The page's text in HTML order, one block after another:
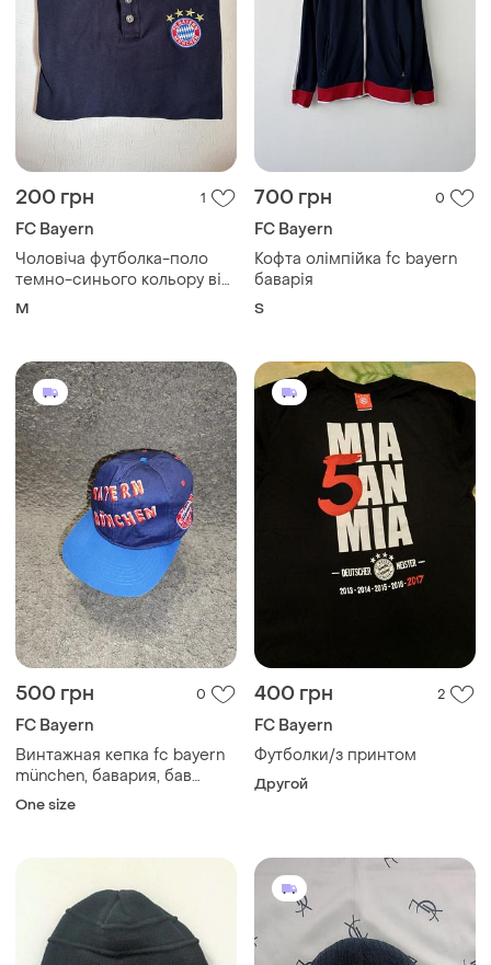
200 грн 1
FC Bayern
Чоловіча футболка-поло
темно-синього кольору від
fc bayern münchen
клубу
M
700 грн 0
FC Bayern
Кофта олімпійка fc bayern
баварія
S
500 грн 0
FC Bayern
Винтажная кепка fc bayern
münchen, бавария, бав
(snapback)
One size
400 грн 2
FC Bayern
Футболки/з принтом
Другой